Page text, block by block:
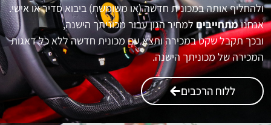
ולהחליף אותה במכונית חדשה (או משומשת) ביבוא סדיר או אישי.
אנחנומתחייבים למחיר הגון עבור מכוניתך הישנה,
ובכך תקבל שקט במכירה ותצא עם מכונית חדשה ללא כל דאגות
המכירה של מכוניתך הישנה.
ללוח הרכבים